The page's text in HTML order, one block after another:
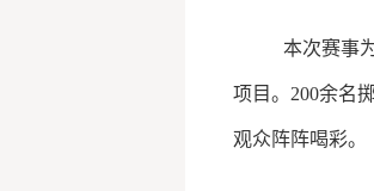
本次赛事
项目。200余名
观众阵阵喝彩。